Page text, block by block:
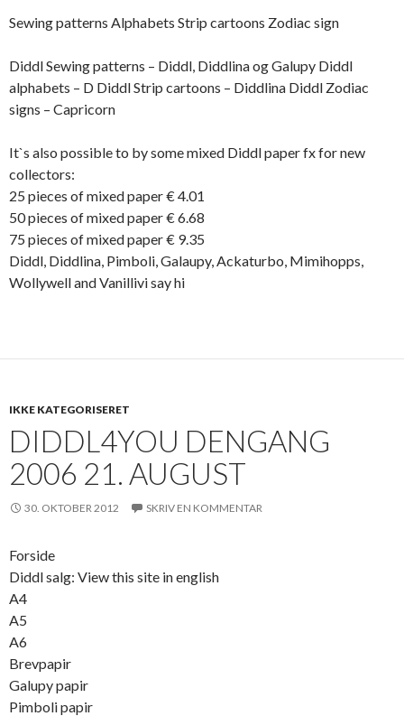
Sewing patterns Alphabets Strip cartoons Zodiac sign
Diddl Sewing patterns – Diddl, Diddlina og Galupy Diddl
alphabets – D Diddl Strip cartoons – Diddlina Diddl Zodiac
signs – Capricorn
It`s also possible to by some mixed Diddl paper fx for new
collectors:
25 pieces of mixed paper € 4.01
50 pieces of mixed paper € 6.68
75 pieces of mixed paper € 9.35
Diddl, Diddlina, Pimboli, Galaupy, Ackaturbo, Mimihopps,
Wollywell and Vanillivi say hi
IKKE KATEGORISERET
DIDDL4YOU DENGANG
2006 21. AUGUST
30. OKTOBER 2012 SKRIV EN KOMMENTAR
Forside
Diddl salg: View this site in english
A4
A5
A6
Brevpapir
Galupy papir
Pimboli papir